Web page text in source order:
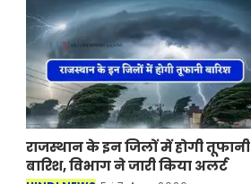
नहीं है। भारती
राजस्थान के इन जिलों में होगी तूफानी
बारिश, विभाग ने जारी किया अलर्ट